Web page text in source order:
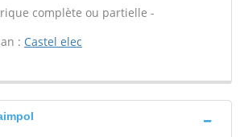
complète ou partielle -
: Castel elec